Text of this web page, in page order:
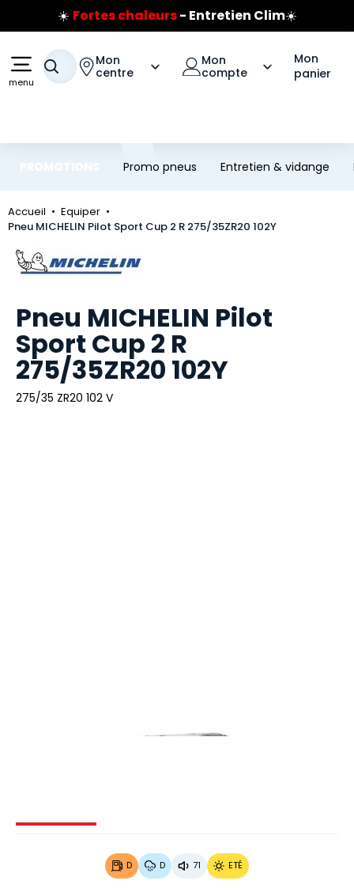
Aller au contenu principal
Aller à la navigation
☀️ Fortes chaleurs- Entretien Clim☀️
Prix coûtant pneus Bridgestone
🔥
Jusqu'à 120€ remboursés
sur les pneus Bridgestone
menu
Votre recherche
Mon
centre
Mon
compte
Mon
panier
Promo pneus Entretien & vidange
Accueil
Equiper
Pneu MICHELIN Pilot Sport Cup 2 R 275/35ZR20 102Y
Marque
Pneu MICHELIN Pilot
Sport Cup 2 R
275/35ZR20 102Y
275/35 ZR20 102 V
Image 1 sur 3
D D 71 ETÉ